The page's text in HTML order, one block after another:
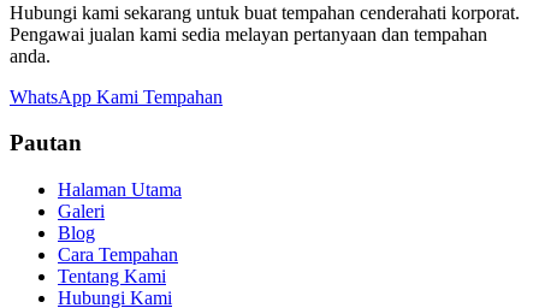
Hubungi kami sekarang untuk buat tempahan cenderahati korporat.
Pengawai jualan kami sedia melayan pertanyaan dan tempahan
anda.
WhatsApp Kami Tempahan
Pautan
Halaman Utama
Galeri
Blog
Cara Tempahan
Tentang Kami
Hubungi Kami